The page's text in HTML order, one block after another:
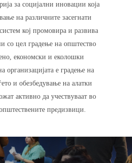
за социјални иновации која
на различните засегнати
кој промовира и развива
со цел градење на општество
економски и еколошки
организацијата е градење на
и обезбедување на алатки
активно да учествуваат во
предизвици.